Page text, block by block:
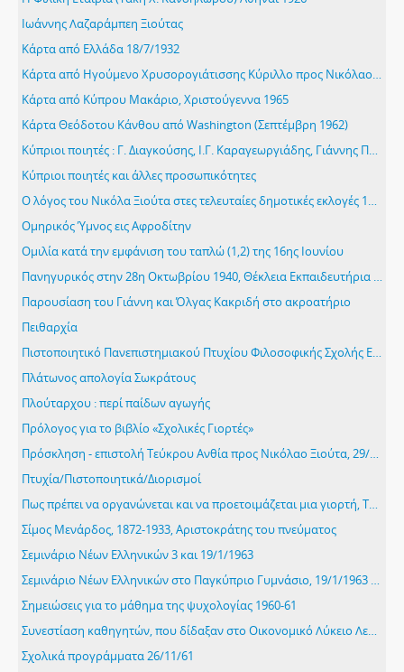
Ιωάννης Λαζαράμπεη Ξιούτας
Κάρτα από Ελλάδα 18/7/1932
Κάρτα από Ηγούμενο Χρυσορογιάτισσης Κύριλλο προς Νικόλαο Ξιούτα, συγχαρητήρια για τον αρραβώνα τους, 8/7/1929
Κάρτα από Κύπρου Μακάριο, Χριστούγεννα 1965
Κάρτα Θεόδοτου Κάνθου από Washington (Σεπτέμβρη 1962)
Κύπριοι ποιητές : Γ. Διαγκούσης, Ι.Γ. Καραγεωργιάδης, Γιάννης Περδίος, Ευέλθων Πιτσιλλίδης, Σίμος Μενάρδος
Κύπριοι ποιητές και άλλες προσωπικότητες
Ο λόγος του Νικόλα Ξιούτα στες τελευταίες δημοτικές εκλογές 19/3/1943, «ΧΡΟΝΟΣ» 8/4/1943
Ομηρικός Ύμνος εις Αφροδίτην
Ομιλία κατά την εμφάνιση του ταπλώ (1,2) της 16ης Ιουνίου
Πανηγυρικός στην 28η Οκτωβρίου 1940, Θέκλεια Εκπαιδευτήρια Λεμεσού 27.10.1967
Παρουσίαση του Γιάννη και Όλγας Κακριδή στο ακροατήριο
Πειθαρχία
Πιστοποιητικό Πανεπιστημιακού Πτυχίου Φιλοσοφικής Σχολής Εθνικού και Καποδιστριακού Πανεπιστημίου και η μετάφραση του στα αγγλικά
Πλάτωνος απολογία Σωκράτους
Πλούταρχου : περί παίδων αγωγής
Πρόλογος για το βιβλίο «Σχολικές Γιορτές»
Πρόσκληση - επιστολή Τεύκρου Ανθία προς Νικόλαο Ξιούτα, 29/11/43
Πτυχία/Πιστοποιητικά/Διορισμοί
Πως πρέπει να οργανώνεται και να προετοιμάζεται μια γιορτή, Τέχνη του ηθοποιού
Σίμος Μενάρδος, 1872-1933, Αριστοκράτης του πνεύματος
Σεμινάριο Νέων Ελληνικών 3 και 19/1/1963
Σεμινάριο Νέων Ελληνικών στο Παγκύπριο Γυμνάσιο, 19/1/1963 "Διδασκαλία πεζογραφημάτων "
Σημειώσεις για το μάθημα της ψυχολογίας 1960-61
Συνεστίαση καθηγητών, που δίδαξαν στο Οικονομικό Λύκειο Λευκωσίας με την ευκαιρία της αφυπηρέτησης του κ. Κυριάκου Νεοκλέους, Λυκειάρχη. 3 επιστολές 18/4/1983, 5/6/1983 και 5/6/1983
Σχολικά προγράμματα 26/11/61